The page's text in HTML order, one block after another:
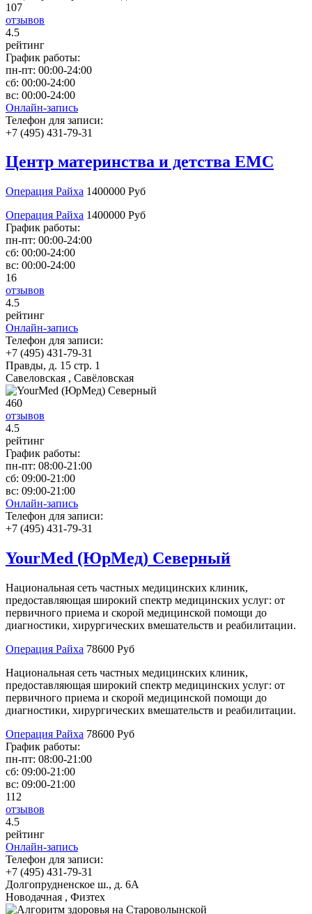
107
отзывов
4.5
рейтинг
График работы:
пн-пт: 00:00-24:00
сб: 00:00-24:00
вс: 00:00-24:00
Онлайн-запись
Телефон для записи:
+7 (495) 431-79-31
Центр материнства и детства ЕМС
Операция Райха 1400000 Руб
Операция Райха 1400000 Руб
График работы:
пн-пт: 00:00-24:00
сб: 00:00-24:00
вс: 00:00-24:00
16
отзывов
4.5
рейтинг
Онлайн-запись
Телефон для записи:
+7 (495) 431-79-31
Правды, д. 15 стр. 1
Савеловская , Савёловская
460
отзывов
4.5
рейтинг
График работы:
пн-пт: 08:00-21:00
сб: 09:00-21:00
вс: 09:00-21:00
Онлайн-запись
Телефон для записи:
+7 (495) 431-79-31
YourMed (ЮрМед) Северный
Национальная сеть частных медицинских клиник,
предоставляющая широкий спектр медицинских услуг: от
первичного приема и скорой медицинской помощи до
диагностики, хирургических вмешательств и реабилитации.
Операция Райха 78600 Руб
Национальная сеть частных медицинских клиник,
предоставляющая широкий спектр медицинских услуг: от
первичного приема и скорой медицинской помощи до
диагностики, хирургических вмешательств и реабилитации.
Операция Райха 78600 Руб
График работы:
пн-пт: 08:00-21:00
сб: 09:00-21:00
вс: 09:00-21:00
112
отзывов
4.5
рейтинг
Онлайн-запись
Телефон для записи:
+7 (495) 431-79-31
Долгопрудненское ш., д. 6А
Новодачная , Физтех